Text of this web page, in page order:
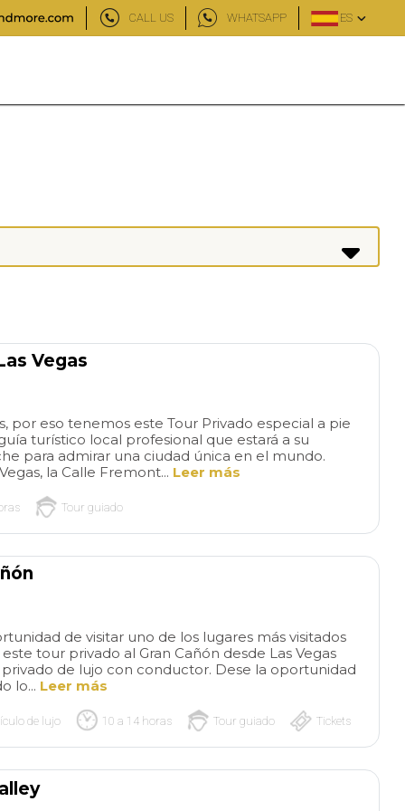
CALL US WHATSAPP ES
private tour and our guide
was amazing! Knowledgeable
and funny! Would absolutely
small group that wants a
sure you book as far in
read more
ADRIAN S
Our tour was
Instead of reading
and minds and
history while we
paced the entire 4
read more
Vegas
por eso tenemos este Tour Privado especial a pie
turístico local profesional que estará a su
para admirar una ciudad única en el mundo.
la Calle Fremont... Leer más
Tour guiado
de visitar uno de los lugares más visitados
tour privado al Gran Cañón desde Las Vegas
de lujo con conductor. Dese la oportunidad
lo... Leer más
de lujo 10 a 14 horas Tour guiado Tickets